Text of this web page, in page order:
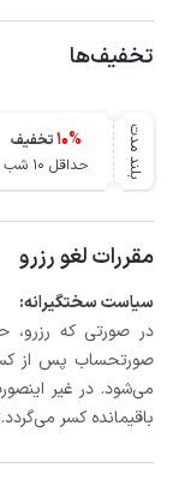
تخفیف‌ها
بلند مدت 10%
تخفیف
حداقل 10 شب
مقررات لغو رزرو
سیاست سختگیرانه:
باقیمانده کسر می‌گردد.